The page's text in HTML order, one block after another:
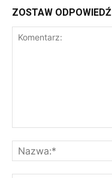
ZOSTAW ODPOWIEDŹ